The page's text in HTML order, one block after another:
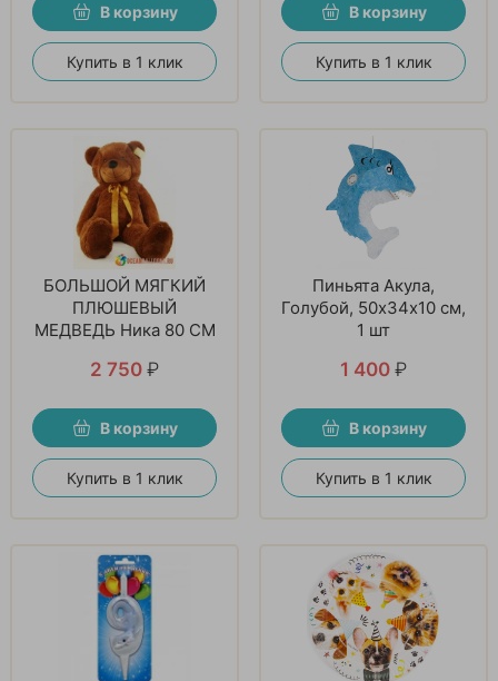
В корзину
Купить в 1 клик
В корзину
Купить в 1 клик
БОЛЬШОЙ МЯГКИЙ
ПЛЮШЕВЫЙ
МЕДВЕДЬ Ника 80 СМ
2 750 ₽
В корзину
Купить в 1 клик
Пиньята Акула,
Голубой, 50х34х10 см,
1 шт
1 400 ₽
В корзину
Купить в 1 клик